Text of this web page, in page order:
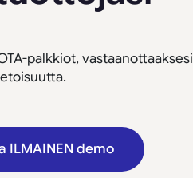
palkkiot, vastaanottaaksesi
ILMAINEN demo